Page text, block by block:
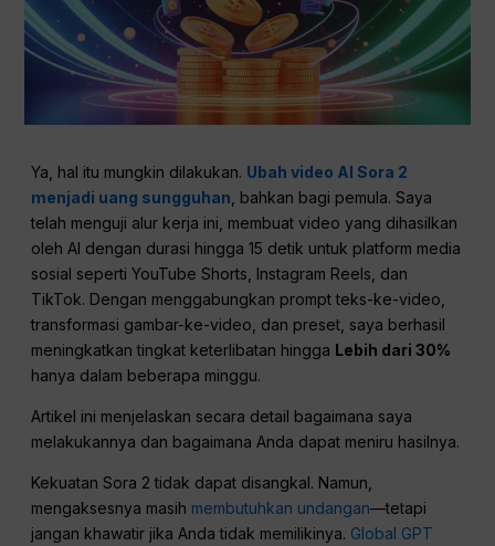
Ya, hal itu mungkin dilakukan. Ubah video AI Sora 2
menjadi uang sungguhan , bahkan bagi pemula. Saya
telah menguji alur kerja ini, membuat video yang dihasilkan
oleh AI dengan durasi hingga 15 detik untuk platform media
sosial seperti YouTube Shorts, Instagram Reels, dan
TikTok. Dengan menggabungkan prompt teks-ke-video,
transformasi gambar-ke-video, dan preset, saya berhasil
meningkatkan tingkat keterlibatan hingga Lebih dari 30%
hanya dalam beberapa minggu.
Artikel ini menjelaskan secara detail bagaimana saya
melakukannya dan bagaimana Anda dapat meniru hasilnya.
Kekuatan Sora 2 tidak dapat disangkal. Namun,
mengaksesnya masih membutuhkan undangan—tetapi
jangan khawatir jika Anda tidak memilikinya. Global GPT